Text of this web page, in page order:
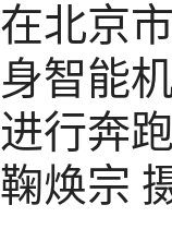
在北京
身智能
进行奔
鞠焕宗